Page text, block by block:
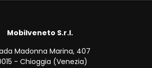
Mobilveneto S.r.l.
Madonna Marina, 407
- Chioggia (Venezia)